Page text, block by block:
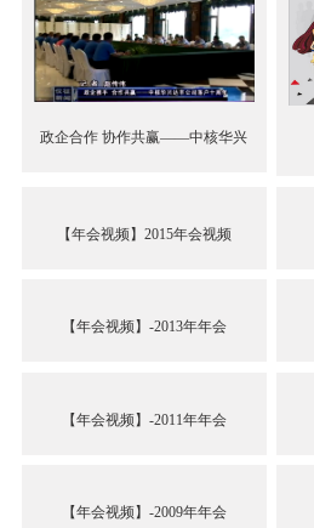
政企合作 协作共赢——中核华兴
【年会视频】2015年会视频
【年会视频】-2013年年会
【年会视频】-2011年年会
【年会视频】-2009年年会